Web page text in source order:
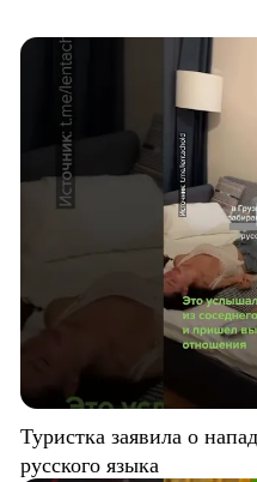
Туристка заявила о
русского языка